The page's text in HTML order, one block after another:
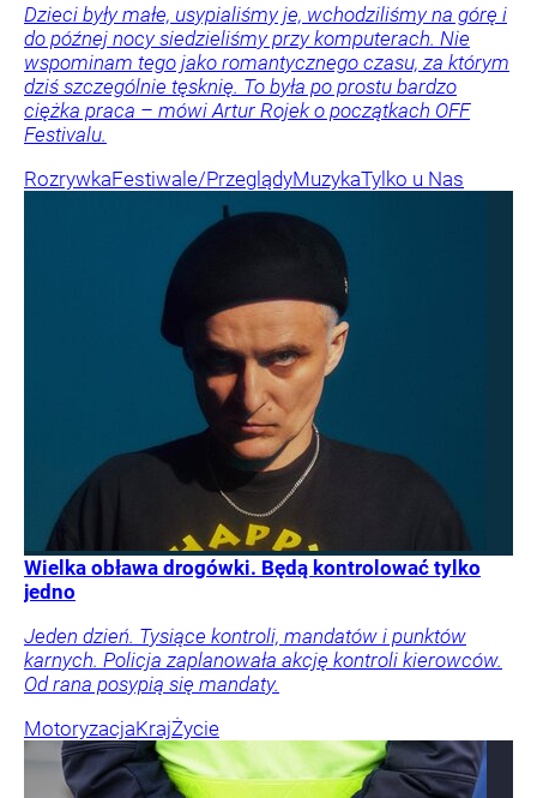
Dzieci były małe, usypialiśmy je, wchodziliśmy na górę i
do późnej nocy siedzieliśmy przy komputerach. Nie
wspominam tego jako romantycznego czasu, za którym
dziś szczególnie tęsknię. To była po prostu bardzo
ciężka praca – mówi Artur Rojek o początkach OFF
Festivalu.
RozrywkaFestiwale/PrzeglądyMuzykaTylko u Nas
Wielka obława drogówki. Będą kontrolować tylko
jedno
Jeden dzień. Tysiące kontroli, mandatów i punktów
karnych. Policja zaplanowała akcję kontroli kierowców.
Od rana posypią się mandaty.
MotoryzacjaKrajŻycie